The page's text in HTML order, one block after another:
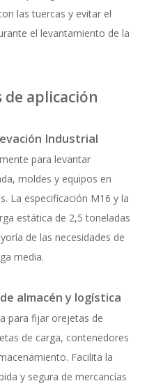
las tuercas y evitar el
el levantamiento de la
de aplicación
Industrial
para levantar
moldes y equipos en
La especificación M16 y la
estática de 2,5 toneladas
de las necesidades de
media.
almacén y logística
para fijar orejetas de
de carga, contenedores
Facilita la
y segura de mercancías